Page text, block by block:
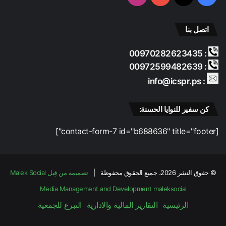
اتصل بنا
: 00970282623435
: 00972599482639
: info@icspr.ps
كن سفير للنوايا الحسنة:
[contact-form-7 id="b688636" title="footer"]
© حقوق النشر 2026، جميع الحقوق محفوظة |
تصميمه من قِبل Malek Social
Media Management and Development maleksocial
الرئيسية التقارير المالية والادارية التبرع للجمعية